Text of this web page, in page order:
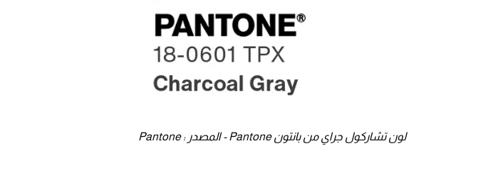
لون تشاركول جراي من بانتون Pantone - المصدر : Pantone